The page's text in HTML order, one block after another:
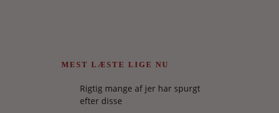
MEST LÆSTE LIGE NU
Rigtig mange af jer har spurgt
efter disse